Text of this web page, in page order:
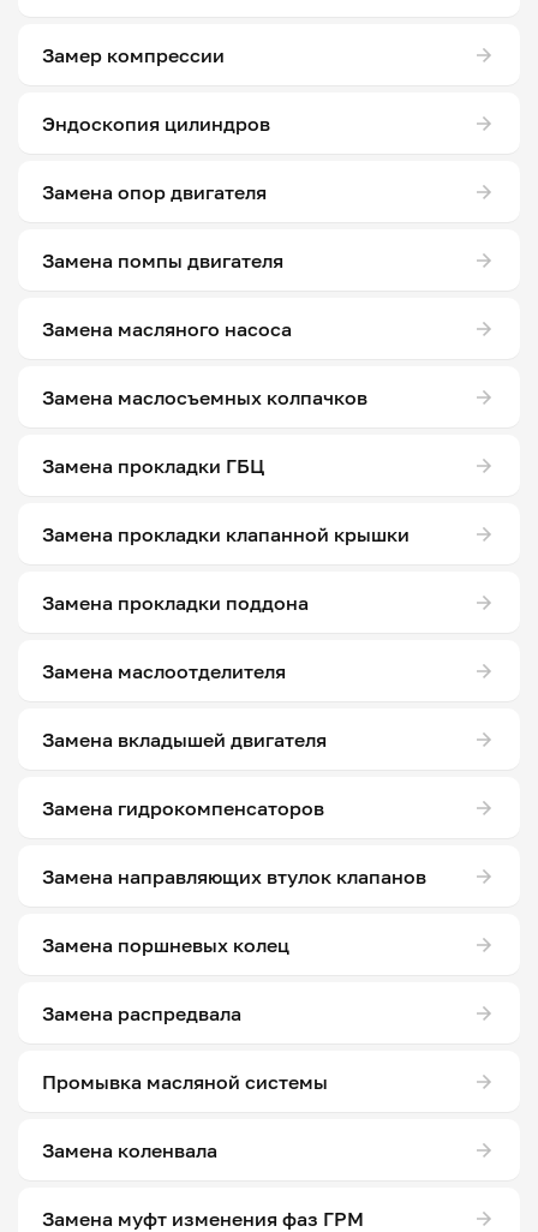
Замер компрессии
Эндоскопия цилиндров
Замена опор двигателя
Замена помпы двигателя
Замена масляного насоса
Замена маслосъемных колпачков
Замена прокладки ГБЦ
Замена прокладки клапанной крышки
Замена прокладки поддона
Замена маслоотделителя
Замена вкладышей двигателя
Замена гидрокомпенсаторов
Замена направляющих втулок клапанов
Замена поршневых колец
Замена распредвала
Промывка масляной системы
Замена коленвала
Замена муфт изменения фаз ГРМ